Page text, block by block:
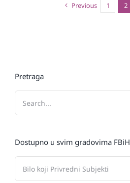
Previous 1 2
Pretraga
Dostupno u svim gradovima FBiH